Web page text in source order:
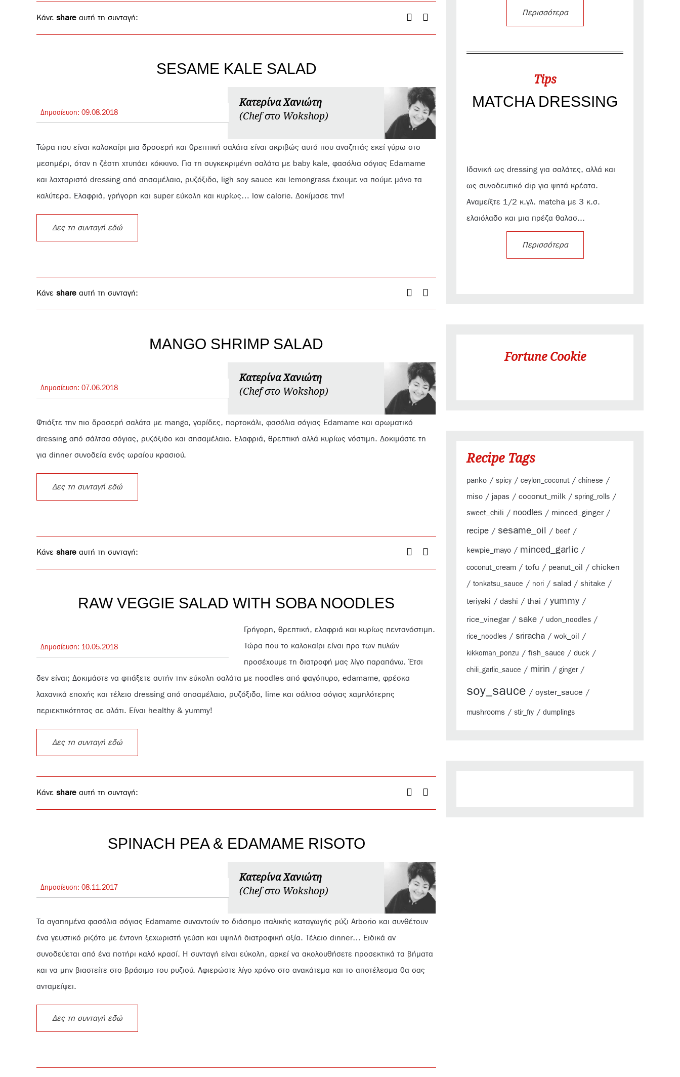
Κάνε share αυτή τη συνταγή:
SESAME KALE SALAD
Δημοσίευση: 09.08.2018
Κατερίνα Χανιώτη
(Chef στο Wokshop)
Τώρα που είναι καλοκαίρι μια δροσερή και θρεπτική σαλάτα είναι ακριβώς αυτό που αναζητάς εκεί γύρω στο
μεσημέρι, όταν η ζέστη χτυπάει κόκκινο. Για τη συγκεκριμένη σαλάτα με baby kale, φασόλια σόγιας Edamame
και λαχταριστό dressing από σησαμέλαιο, ρυζόξιδο, ligh soy sauce και lemongrass έχουμε να πούμε μόνο τα
καλύτερα. Ελαφριά, γρήγορη και super εύκολη και κυρίως… low calorie. Δοκίμασε την!
Δες τη συνταγή εδώ
Κάνε share αυτή τη συνταγή:
MANGO SHRIMP SALAD
Δημοσίευση: 07.06.2018
Κατερίνα Χανιώτη
(Chef στο Wokshop)
Φτιάξτε την πιο δροσερή σαλάτα με mango, γαρίδες, πορτοκάλι, φασόλια σόγιας Edamame και αρωματικό
dressing από σάλτσα σόγιας, ρυζόξιδο και σησαμέλαιο. Ελαφριά, θρεπτική αλλά κυρίως νόστιμη. Δοκιμάστε τη
για dinner συνοδεία ενός ωραίου κρασιού.
Δες τη συνταγή εδώ
Κάνε share αυτή τη συνταγή:
RAW VEGGIE SALAD WITH SOBA NOODLES
Δημοσίευση: 10.05.2018
Γρήγορη, θρεπτική, ελαφριά και κυρίως πεντανόστιμη.
Τώρα που το καλοκαίρι είναι προ των πυλών
προσέχουμε τη διατροφή μας λίγο παραπάνω. Έτσι
δεν είναι; Δοκιμάστε να φτιάξετε αυτήν την εύκολη σαλάτα με noodles από φαγόπυρο, edamame, φρέσκα
λαχανικά εποχής και τέλειο dressing από σησαμέλαιο, ρυζόξιδο, lime και σάλτσα σόγιας χαμηλότερης
περιεκτικότητας σε αλάτι. Είναι healthy & yummy!
Δες τη συνταγή εδώ
Κάνε share αυτή τη συνταγή:
SPINACH PEA & EDAMAME RISOTO
Δημοσίευση: 08.11.2017
Κατερίνα Χανιώτη
(Chef στο Wokshop)
Τα αγαπημένα φασόλια σόγιας Edamame συναντούν το διάσημο ιταλικής καταγωγής ρύζι Arborio και συνθέτουν
ένα γευστικό ριζότο με έντονη ξεχωριστή γεύση και υψηλή διατροφική αξία. Τέλειο dinner… Ειδικά αν
συνοδεύεται από ένα ποτήρι καλό κρασί. Η συνταγή είναι εύκολη, αρκεί να ακολουθήσετε προσεκτικά τα βήματα
και να μην βιαστείτε στο βράσιμο του ρυζιού. Αφιερώστε λίγο χρόνο στο ανακάτεμα και το αποτέλεσμα θα σας
ανταμείψει.
Δες τη συνταγή εδώ
Περισσότερα
Tips
MATCHA DRESSING
Ιδανική ως dressing για σαλάτες, αλλά και
ως συνοδευτικό dip για ψητά κρέατα.
Αναμείξτε 1/2 κ.γλ. matcha με 3 κ.σ.
ελαιόλαδο και μια πρέζα θαλασ...
Περισσότερα
Fortune Cookie
Recipe Tags
panko / spicy / ceylon_coconut / chinese /
miso / japas / coconut_milk / spring_rolls /
sweet_chili / noodles / minced_ginger/
recipe / sesame_oil / beef /
kewpie_mayo / minced_garlic /
coconut_cream / tofu / peanut_oil / chicken
/ tonkatsu_sauce / nori / salad / shitake /
teriyaki / dashi / thai / yummy /
rice_vinegar/ sake / udon_noodles /
rice_noodles / sriracha / wok_oil /
kikkoman_ponzu / fish_sauce / duck /
chili_garlic_sauce / mirin / ginger/
soy_sauce / oyster_sauce /
mushrooms / stir_fry / dumplings